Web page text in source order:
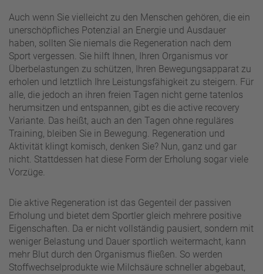
Auch wenn Sie vielleicht zu den Menschen gehören, die ein
unerschöpfliches Potenzial an Energie und Ausdauer
haben, sollten Sie niemals die Regeneration nach dem
Sport vergessen. Sie hilft Ihnen, Ihren Organismus vor
Überbelastungen zu schützen, Ihren Bewegungsapparat zu
erholen und letztlich Ihre Leistungsfähigkeit zu steigern. Für
alle, die jedoch an ihren freien Tagen nicht gerne tatenlos
herumsitzen und entspannen, gibt es die active recovery
Variante. Das heißt, auch an den Tagen ohne reguläres
Training, bleiben Sie in Bewegung. Regeneration und
Aktivität klingt komisch, denken Sie? Nun, ganz und gar
nicht. Stattdessen hat diese Form der Erholung sogar viele
Vorzüge.
Die aktive Regeneration ist das Gegenteil der passiven
Erholung und bietet dem Sportler gleich mehrere positive
Eigenschaften. Da er nicht vollständig pausiert, sondern mit
weniger Belastung und Dauer sportlich weitermacht, kann
mehr Blut durch den Organismus fließen. So werden
Stoffwechselprodukte wie Milchsäure schneller abgebaut,